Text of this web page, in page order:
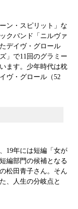
ン・スピリット」な
クバンド「ニルヴァ
デイヴ・グロール
」で11回のグラミー
ます。少年時代は枕
ヴ・グロール（52
19年には短編「女が
編部門の候補となる
松田青子さん。そん
、人生の分岐点と